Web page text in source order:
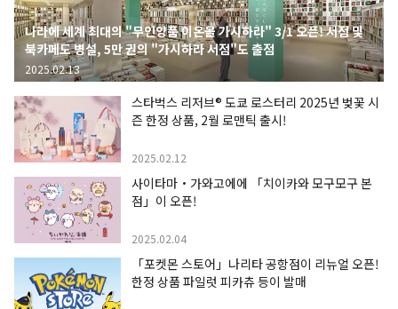
나라에 세계 최대의 "무인양품 이온몰 가시하라" 3/1 오픈! 서점 및
북카페도 병설, 5만 권의 "가시하라 서점"도 출점
2025.02.13
스타벅스 리저브® 도쿄 로스터리 2025년 벚꽃 시
즌 한정 상품, 2월 로맨틱 출시!
2025.02.12
사이타마・가와고에에 「치이카와 모구모구 본
점」이 오픈!
2025.02.04
「포켓몬 스토어」나리타 공항점이 리뉴얼 오픈!
한정 상품 파일럿 피카츄 등이 발매